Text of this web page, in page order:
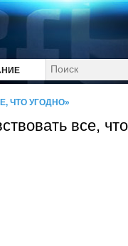
ЧТО УГОДНО»
все,